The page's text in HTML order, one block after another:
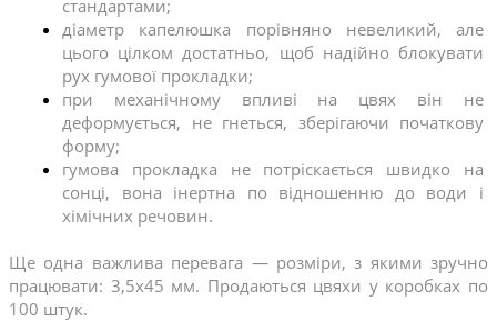
стандартами;
діаметр капелюшка порівняно невеликий, але
цього цілком достатньо, щоб надійно блокувати
рух гумової прокладки;
при механічному впливі на цвях він не
деформується, не гнеться, зберігаючи початкову
форму;
гумова прокладка не потріскається швидко на
сонці, вона інертна по відношенню до води і
хімічних речовин.
Ще одна важлива перевага — розміри, з якими зручно
працювати: 3,5х45 мм. Продаються цвяхи у коробках по
100 штук.